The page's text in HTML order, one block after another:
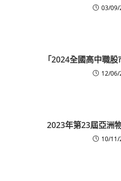
03/09/
「2024全國高中職
12/06/
2023年第23屆亞洲
10/11/